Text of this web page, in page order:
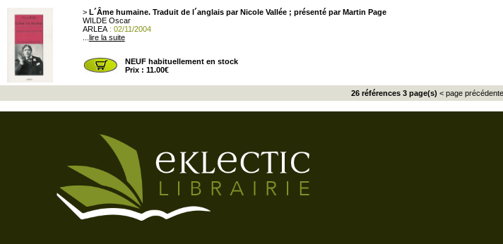
> L´Âme humaine. Traduit de l´anglais par Nicole Vallée ; présenté par Martin Page
WILDE Oscar
ARLEA: 02/11/2004
lire la suite
NEUF habituellement en stock
Prix : 11.00€
26 références 3 page(s) < page précédente